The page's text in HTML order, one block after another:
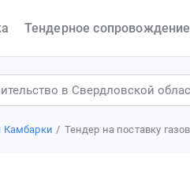
Тендерное сопровождение
Камбарки Тендер на поставку